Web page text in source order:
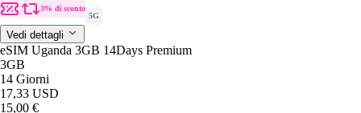
3% di sconto
5G
Vedi dettagli
eSIM Uganda 3GB 14Days Premium
3GB
14 Giorni
17,33 USD
15,00 €